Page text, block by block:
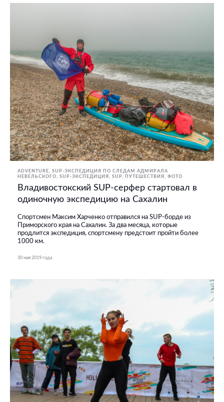
ADVENTURE
SUP-ЭКСПЕДИЦИЯ ПО СЛЕДАМ АДМИРАЛА
НЕВЕЛЬСКОГО
SUP-ЭКСПЕДИЦИЯ SUP ПУТЕШЕСТВИЯ ФОТО
Владивостокский SUP-серфер стартовал в
одиночную экспедицию на Сахалин
Спортсмен Максим Харченко отправился на SUP-борде из
Приморского края на Сахалин. За два месяца, которые
продлится экспедиция, спортсмену предстоит пройти более
1000 км.
30 мая 2019 года